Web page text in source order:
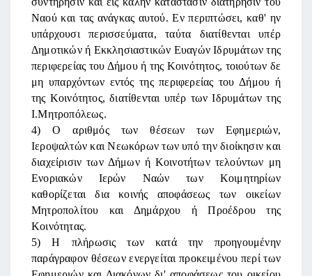
Ναού και τας ανάγκας αυτού. Εν περιπτώσει, καθ' ην
υπάρχουσι περισσεύματα, ταύτα διατίθενται υπέρ
Δημοτικών ή Εκκλησιαστικών Ευαγών Ιδρυμάτων της
περιφερείας του Δήμου ή της Κοινότητος, τοιούτων δε
μη υπαρχόντων εντός της περιφερείας του Δήμου ή
της Κοινότητος, διατίθενται υπέρ των Ιδρυμάτων της
Ι.Μητροπόλεως.
4) Ο αριθμός των θέσεων των Εφημεριών,
Ιεροψαλτών και Νεωκόρων των υπό την διοίκησιν και
διαχείρισιν των Δήμων ή Κοινοτήτων τελούντων μη
Ενοριακών Ιερών Ναών των Κοιμητηρίων
καθορίζεται δια κοινής αποφάσεως των οικείων
Μητροπολίτου και Δημάρχου ή Προέδρου της
Κοινότητας.
5) Η πλήρωσις των κατά την προηγουμένην
παράγραφον θέσεων ενεργείται προκειμένου περί των